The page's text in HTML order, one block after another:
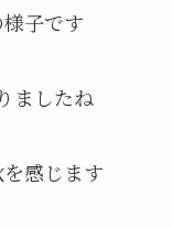
子です
ましたね
感じます